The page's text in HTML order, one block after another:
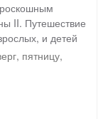
II. Путешествие
и детей
пятницу,